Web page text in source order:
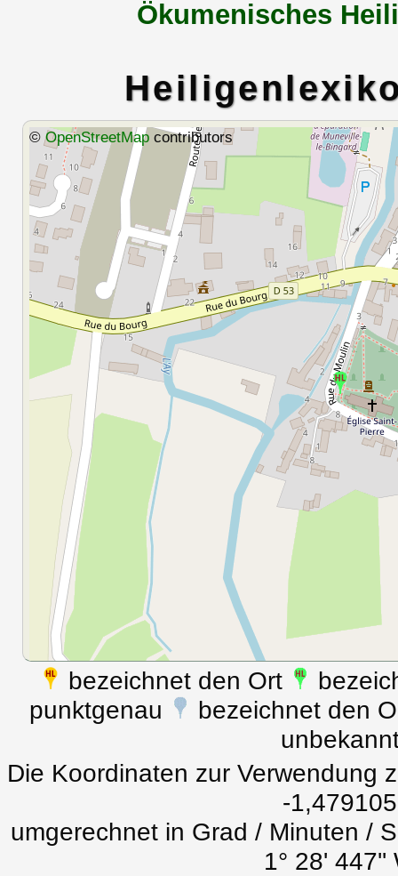
Ökumenisches
©OpenStreetMapcontributors
bezeichnet den Ort
punktgenau
bezeichnet den
Die Koordinaten zur Verwendung
-1,479105
umgerechnet in Grad / Minuten /
1° 28' 447''